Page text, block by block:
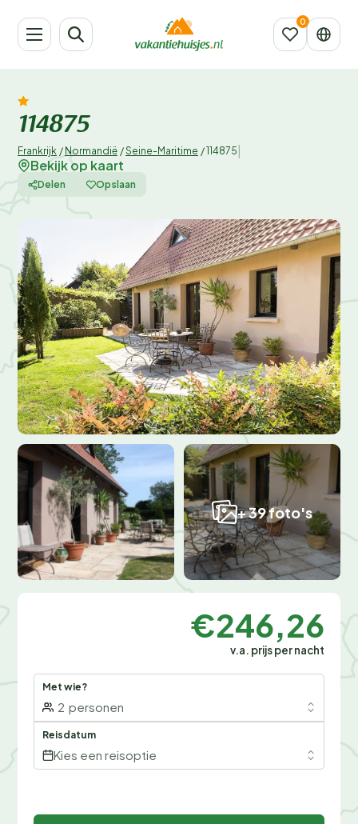
114875
Frankrijk / Normandië /Seine-Maritime /114875
Bekijk op kaart
Delen Opslaan
+ 39 foto's
€246,26
v.a. prijs per nacht
Met wie?
2 personen
Reisdatum
Kies een reisoptie